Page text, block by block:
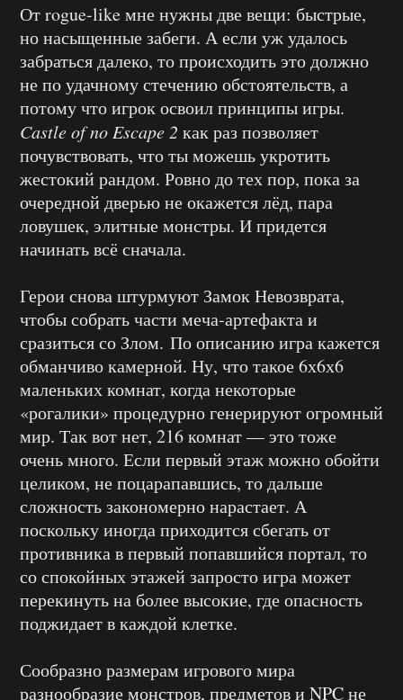
От rogue-like мне нужны две вещи: быстрые,
но насыщенные забеги. А если уж удалось
забраться далеко, то происходить это должно
не по удачному стечению обстоятельств, а
потому что игрок освоил принципы игры.
Castle of no Escape 2 как раз позволяет
почувствовать, что ты можешь укротить
жестокий рандом. Ровно до тех пор, пока за
очередной дверью не окажется лёд, пара
ловушек, элитные монстры. И придется
начинать всё сначала.
Герои снова штурмуют Замок Невозврата,
чтобы собрать части меча-артефакта и
сразиться со Злом. По описанию игра кажется
обманчиво камерной. Ну, что такое 6х6х6
маленьких комнат, когда некоторые
«рогалики» процедурно генерируют огромный
мир. Так вот нет, 216 комнат — это тоже
очень много. Если первый этаж можно обойти
целиком, не поцарапавшись, то дальше
сложность закономерно нарастает. А
поскольку иногда приходится сбегать от
противника в первый попавшийся портал, то
со спокойных этажей запросто игра может
перекинуть на более высокие, где опасность
поджидает в каждой клетке.
Сообразно размерам игрового мира
разнообразие монстров, предметов и NPC не